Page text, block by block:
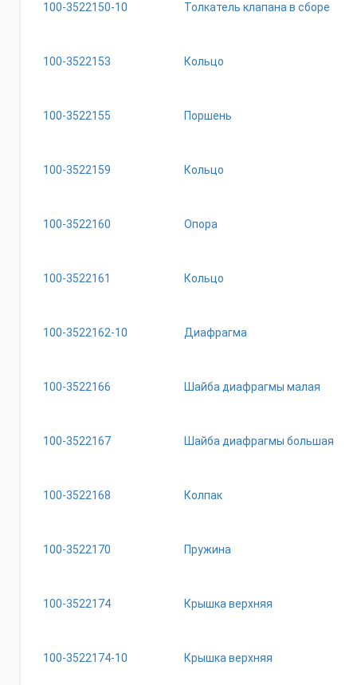
100-3522150-10 Толкатель клапана в сборе
100-3522153 Кольцо
100-3522155 Поршень
100-3522159 Кольцо
100-3522160 Опора
100-3522161 Кольцо
100-3522162-10 Диафрагма
100-3522166 Шайба диафрагмы малая
100-3522167 Шайба диафрагмы большая
100-3522168 Колпак
100-3522170 Пружина
100-3522174 Крышка верхняя
100-3522174-10 Крышка верхняя